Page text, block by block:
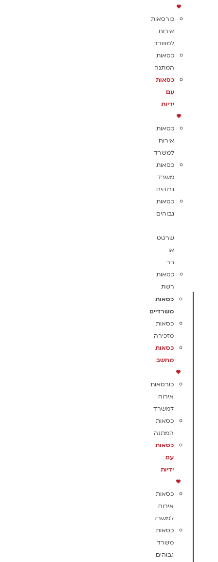
כורסאות
אירוח
למשרד
כסאות
המתנה
כסאות
עם
ידיות
כסאות
אירוח
למשרד
כסאות
משרד
גבוהים
כסאות
גבוהים
–
שרטט
או
בר
כסאות
רשת
כסאות
משרדיים
כסאות
מזכירה
כסאות
מחשב
כורסאות
אירוח
למשרד
כסאות
המתנה
כסאות
עם
ידיות
כסאות
אירוח
למשרד
כסאות
משרד
גבוהים